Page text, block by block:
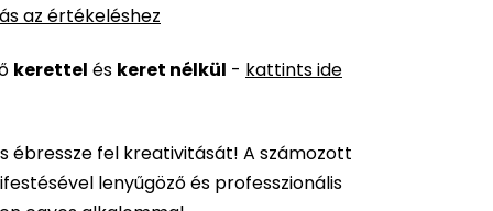
az értékeléshez
kerettel és keret nélkül - kattints ide
ébressze fel kreativitását! A számozott
lenyűgöző és professzionális